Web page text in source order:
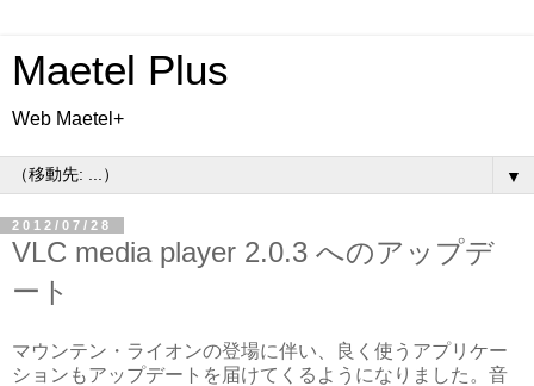
Maetel Plus
Web Maetel+
▼
2012/07/28
VLC media player 2.0.3 へのアップデ
ート
マウンテン・ライオンの登場に伴い、良く使うアプリケー
ションもアップデートを届けてくるようになりました。音